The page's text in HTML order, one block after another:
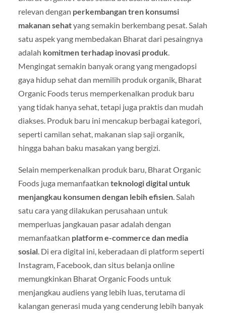
relevan dengan perkembangan tren konsumsi
makanan sehatyang semakin berkembang pesat. Salah
satu aspek yang membedakan Bharat dari pesaingnya
adalah komitmen terhadap inovasi produk.
Mengingat semakin banyak orang yang mengadopsi
gaya hidup sehat dan memilih produk organik, Bharat
Organic Foods terus memperkenalkan produk baru
yang tidak hanya sehat, tetapi juga praktis dan mudah
diakses. Produk baru ini mencakup berbagai kategori,
seperti camilan sehat, makanan siap saji organik,
hingga bahan baku masakan yang bergizi.
Selain memperkenalkan produk baru, Bharat Organic
Foods juga memanfaatkan teknologi digital untuk
menjangkau konsumen dengan lebih efisien. Salah
satu cara yang dilakukan perusahaan untuk
memperluas jangkauan pasar adalah dengan
memanfaatkan platform e-commerce dan media
sosial. Di era digital ini, keberadaan di platform seperti
Instagram, Facebook, dan situs belanja online
memungkinkan Bharat Organic Foods untuk
menjangkau audiens yang lebih luas, terutama di
kalangan generasi muda yang cenderung lebih banyak